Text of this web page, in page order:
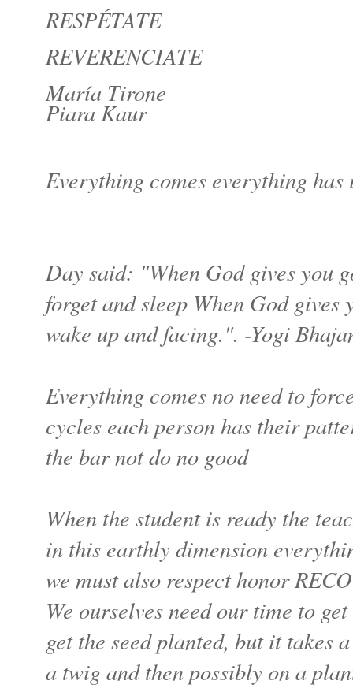
RESPÉTATE
REVERENCIATE
María Tirone
Piara Kaur
Everything comes everything
Day said: "When God gives you
forget and sleep When God
wake up and facing.". -Yogi
Everything comes no need to
cycles each person has their
the bar not do no good
When the student is ready the
in this earthly dimension
we must also respect honor
We ourselves need our time to
get the seed planted, but it takes
a twig and then possibly on a